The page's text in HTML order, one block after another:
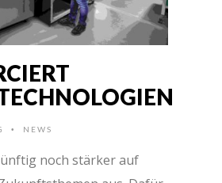
• NEWS
noch stärker auf